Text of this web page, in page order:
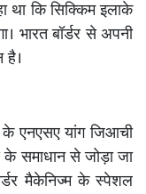
था कि सिक्किम इलाके
भारत बॉर्डर से अपनी
है।
के एनएसए यांग जिआची
के समाधान से जोड़ा जा
मैकेनिज्म के स्पेशल